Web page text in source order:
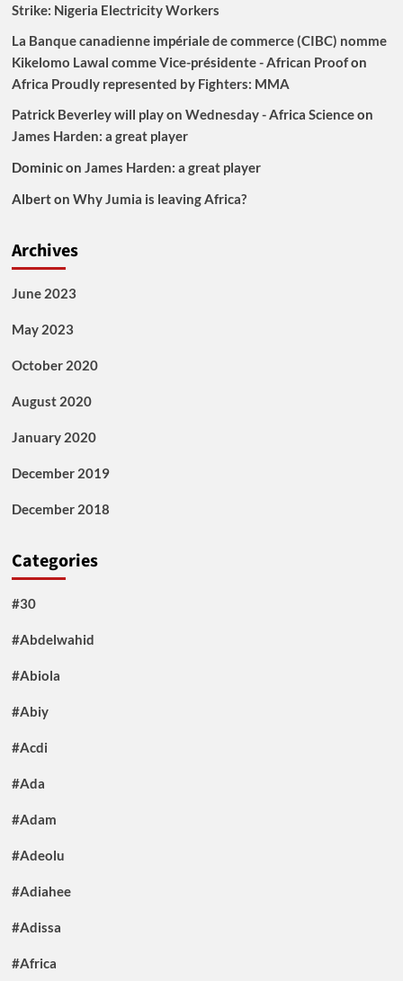
Strike: Nigeria Electricity Workers
La Banque canadienne impériale de commerce (CIBC) nomme
Kikelomo Lawal comme Vice-présidente - African Proofon
Africa Proudly represented by Fighters: MMA
Patrick Beverley will play on Wednesday - Africa Scienceon
James Harden: a great player
Dominicon James Harden: a great player
Alberton Why Jumia is leaving Africa?
Archives
June 2023
May 2023
October 2020
August 2020
January 2020
December 2019
December 2018
Categories
#30
#Abdelwahid
#Abiola
#Abiy
#Acdi
#Ada
#Adam
#Adeolu
#Adiahee
#Adissa
#Africa